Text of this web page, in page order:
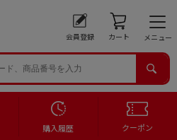
会員登録 カート メニュー
購入履歴 クーポン